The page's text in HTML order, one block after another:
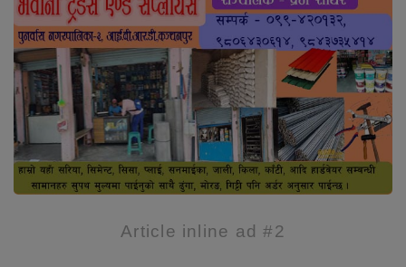
Article inline ad #2